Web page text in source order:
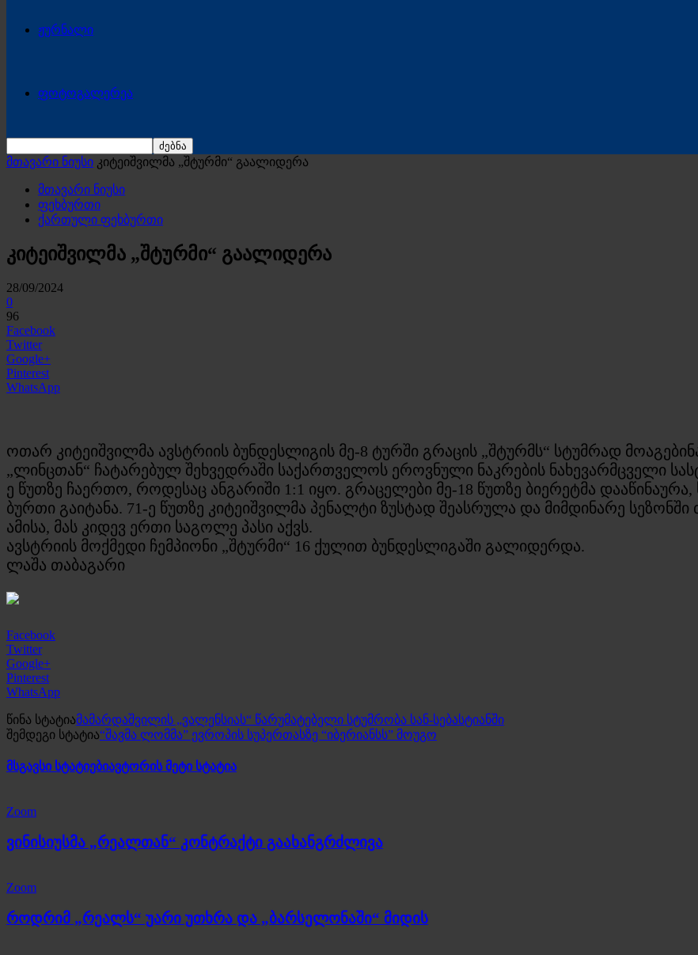
ჟურნალი
ფოტოგალერეა
მთავარი ნიუსი კიტეიშვილმა „შტურმი“ გაალიდერა
მთავარი ნიუსი
ფეხბურთი
ქართული ფეხბურთი
კიტეიშვილმა „შტურმი“ გაალიდერა
28/09/2024
0
96
Facebook
Twitter
Google+
Pinterest
WhatsApp
ოთარ კიტეიშვილმა ავსტრიის ბუნდესლიგის მე-8 ტურში გრაცის „შტურმს“ სტუმრად
„ლინცთან“ ჩატარებულ შეხვედრაში საქართველოს ეროვნული ნაკრების ნახევარმცველი
ე წუთზე ჩაერთო, როდესაც ანგარიში 1:1 იყო. გრაცელები მე-18 წუთზე ბიერეტმა
ბურთი გაიტანა. 71-ე წუთზე კიტეიშვილმა პენალტი ზუსტად შეასრულა და მიმდინარე
ამისა, მას კიდევ ერთი საგოლე პასი აქვს.
ავსტრიის მოქმედი ჩემპიონი „შტურმი“ 16 ქულით ბუნდესლიგაში გალიდერდა.
ლაშა თაბაგარი
Facebook
Twitter
Google+
Pinterest
WhatsApp
წინა სტატიამამარდაშვილის „ვალენსიას“ წარუმატებელი სტუმრობა სან-სებასტიანში
შემდეგი სტატია“შავმა ლომმა” ევროპის სუპერთასზე “იბერიანსს” მოუგო
მსგავსი სტატიებიავტორის მეტი სტატია
Zoom
ვინისიუსმა „რეალთან“ კონტრაქტი გაახანგრძლივა
Zoom
როდრიმ „რეალს“ უარი უთხრა და „ბარსელონაში“ მიდის